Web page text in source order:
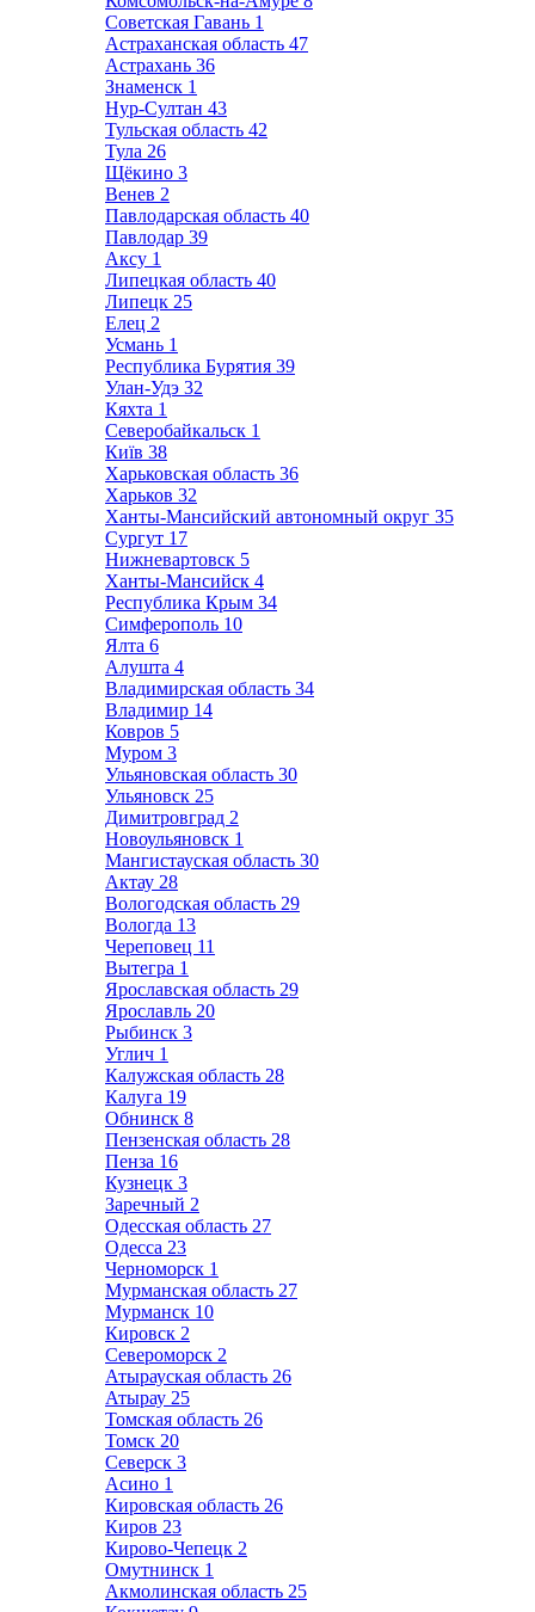
Советская Гавань 1
Астраханская область 47
Астрахань 36
Знаменск 1
Нур-Султан 43
Тульская область 42
Тула 26
Щёкино 3
Венев 2
Павлодарская область 40
Павлодар 39
Аксу 1
Липецкая область 40
Липецк 25
Елец 2
Усмань 1
Республика Бурятия 39
Улан-Удэ 32
Кяхта 1
Северобайкальск 1
Київ 38
Харьковская область 36
Харьков 32
Ханты-Мансийский автономный округ 35
Сургут 17
Нижневартовск 5
Ханты-Мансийск 4
Республика Крым 34
Симферополь 10
Ялта 6
Алушта 4
Владимирская область 34
Владимир 14
Ковров 5
Муром 3
Ульяновская область 30
Ульяновск 25
Димитровград 2
Новоульяновск 1
Мангистауская область 30
Актау 28
Вологодская область 29
Вологда 13
Череповец 11
Вытегра 1
Ярославская область 29
Ярославль 20
Рыбинск 3
Углич 1
Калужская область 28
Калуга 19
Обнинск 8
Пензенская область 28
Пенза 16
Кузнецк 3
Заречный 2
Одесская область 27
Одесса 23
Черноморск 1
Мурманская область 27
Мурманск 10
Кировск 2
Североморск 2
Атырауская область 26
Атырау 25
Томская область 26
Томск 20
Северск 3
Асино 1
Кировская область 26
Киров 23
Кирово-Чепецк 2
Омутнинск 1
Акмолинская область 25